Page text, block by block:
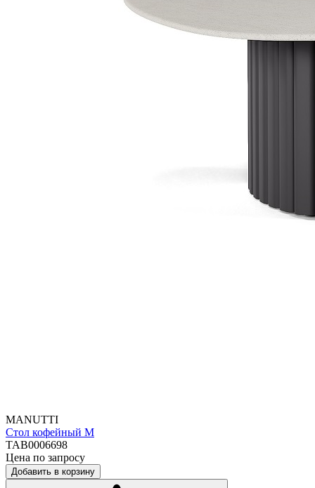
MANUTTI
Стол кофейный М
TAB0006698
Цена по запросу
Добавить в корзину